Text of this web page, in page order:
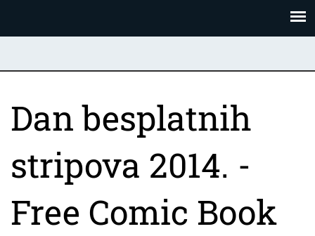
Dan besplatnih
stripova 2014. -
Free Comic Book